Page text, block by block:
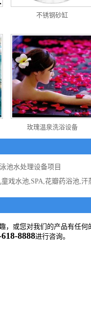
不锈钢砂缸
玫瑰温泉洗浴设备
池水处理设备项目
戏水池,SPA,花瓣药浴池,汗
，或您对我们的产品有任
8888进行咨询。